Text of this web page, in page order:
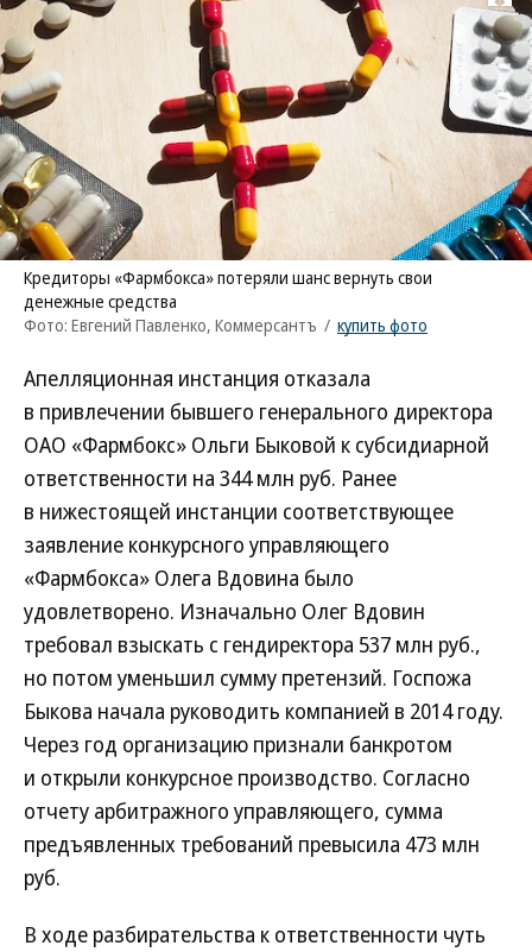
Развернуть
Кредиторы «Фармбокса» потеряли шанс вернуть свои
денежные средства
Фото: Евгений Павленко, Коммерсантъ / купить фото
Апелляционная инстанция отказала
в привлечении бывшего генерального директора
ОАО «Фармбокс» Ольги Быковой к субсидиарной
ответственности на 344 млн руб. Ранее
в нижестоящей инстанции соответствующее
заявление конкурсного управляющего
«Фармбокса» Олега Вдовина было
удовлетворено. Изначально Олег Вдовин
требовал взыскать с гендиректора 537 млн руб.,
но потом уменьшил сумму претензий. Госпожа
Быкова начала руководить компанией в 2014 году.
Через год организацию признали банкротом
и открыли конкурсное производство. Согласно
отчету арбитражного управляющего, сумма
предъявленных требований превысила 473 млн
руб.
В ходе разбирательства к ответственности чуть